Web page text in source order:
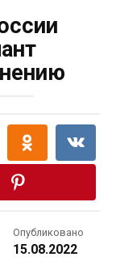
Опубликовано
15.08.2022